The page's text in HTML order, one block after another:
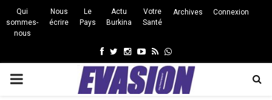
Qui
sommes-
nous
Nous
écrire
Le
Pays
Actu
Burkina
Votre
Santé
Archives Connexion
Facebook
Twitter
Instagram
Youtube
RssWhatsapp
PRIMARY